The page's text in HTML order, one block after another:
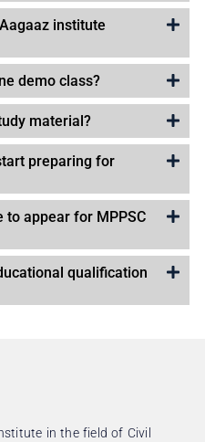
institute
demo class?
material?
preparing for
to appear for MPPSC
qualification
in the field of Civil